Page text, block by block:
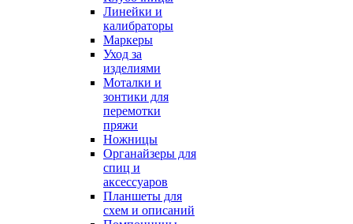
Линейки и
калибраторы
Маркеры
Уход за
изделиями
Моталки и
зонтики для
перемотки
пряжи
Ножницы
Органайзеры для
спиц и
аксессуаров
Планшеты для
схем и описаний